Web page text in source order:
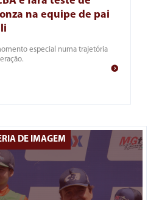
na equipe de pai
especial numa trajetória
DE IMAGEM